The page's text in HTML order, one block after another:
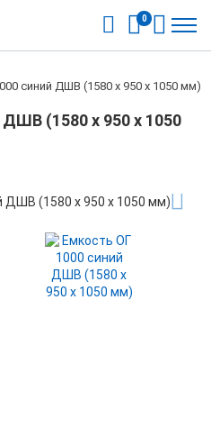
0
синий ДШВ (1580 x 950 x 1050 мм)
(1580 x 950 x 1050